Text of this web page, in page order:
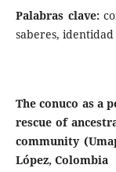
Palabras clave:
saberes,
The conuco as a
rescue of
community
López, Colombia